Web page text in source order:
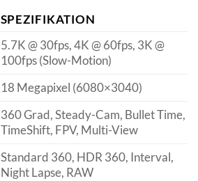
SPEZIFIKATION
5.7K @ 30fps, 4K @ 60fps, 3K @
100fps (Slow-Motion)
18 Megapixel (6080×3040)
360 Grad, Steady-Cam, Bullet Time,
TimeShift, FPV, Multi-View
Standard 360, HDR 360, Interval,
Night Lapse, RAW